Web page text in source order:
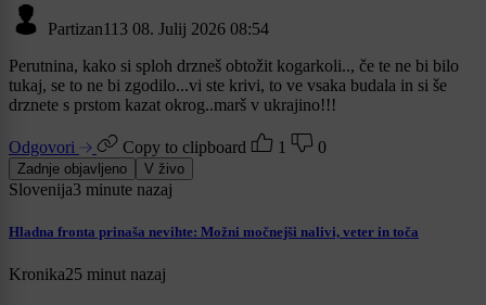
Partizan113 08. Julij 2026 08:54
Perutnina, kako si sploh drzneš obtožit kogarkoli.., če te ne bi bilo
tukaj, se to ne bi zgodilo...vi ste krivi, to ve vsaka budala in si še
drznete s prstom kazat okrog..marš v ukrajino!!!
Odgovori Copy to clipboard 1 0
Zadnje objavljeno V živo
Slovenija3 minute nazaj
Hladna fronta prinaša nevihte: Možni močnejši nalivi, veter in toča
Kronika25 minut nazaj